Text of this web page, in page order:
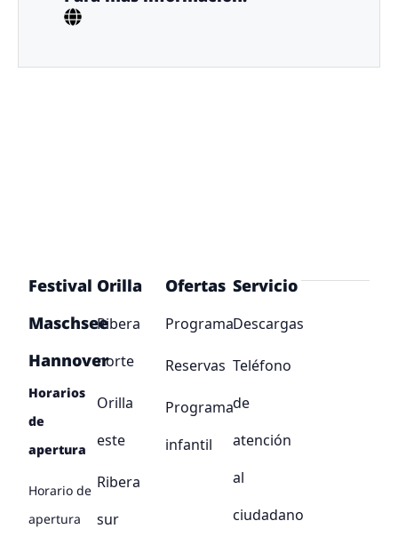
Festival
Maschsee
Hannover
Horarios
de
apertura
Horario de
apertura
Orilla
Ribera
norte
Orilla
este
Ribera
sur
Ofertas
Programa
Reservas
Programa
infantil
Servicio
Descargas
Teléfono
de
atención
al
ciudadano